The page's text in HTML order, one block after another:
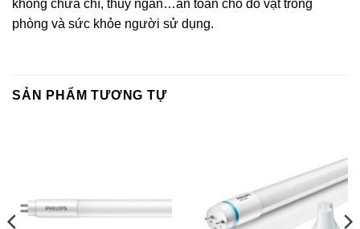
không chứa chì, thủy ngân…an toàn cho đồ vật trong
phòng và sức khỏe người sử dụng.
SẢN PHẨM TƯƠNG TỰ